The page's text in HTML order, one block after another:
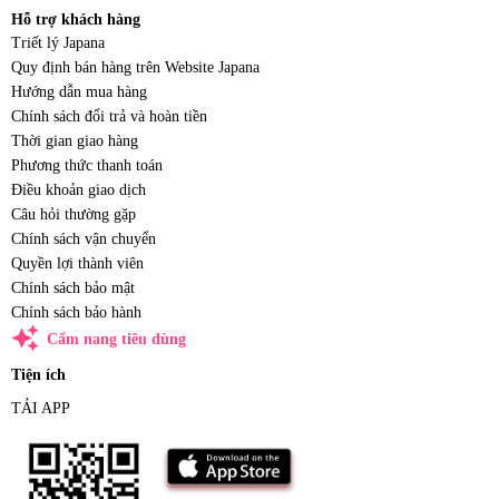
Hỗ trợ khách hàng
Triết lý Japana
Quy định bán hàng trên Website Japana
Hướng dẫn mua hàng
Chính sách đổi trả và hoàn tiền
Thời gian giao hàng
Phương thức thanh toán
Điều khoản giao dịch
Câu hỏi thường gặp
Chính sách vận chuyển
Quyền lợi thành viên
Chính sách bảo mật
Chính sách bảo hành
auto_awesome Cẩm nang tiêu dùng
Tiện ích
TẢI APP